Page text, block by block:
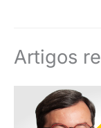
Artigos